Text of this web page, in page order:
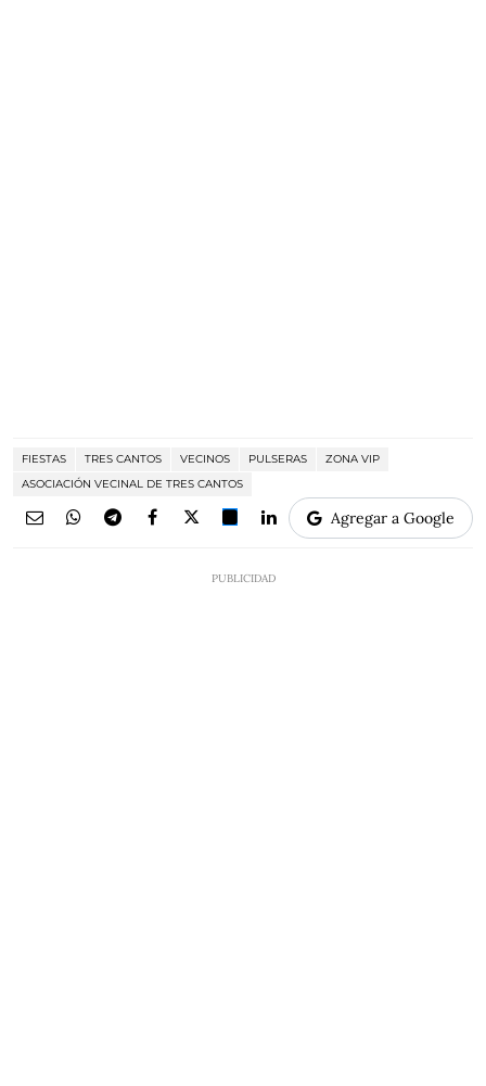
FIESTAS TRES CANTOS VECINOS PULSERAS
ZONA VIP
ASOCIACIÓN VECINAL DE TRES CANTOS
Agregar a Google